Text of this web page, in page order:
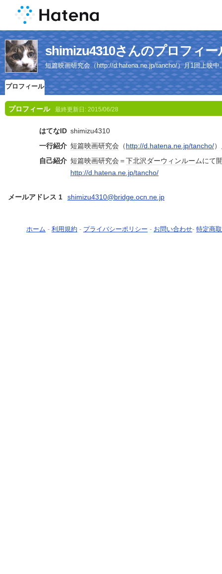
shimizu4310さんのプロフィー
短篇映画研究会（http://d.hatena.ne.jp/tancho/）月1回上映中
プロフィール
プロフィール 最終更新日: 2015/06/28
はてなID shimizu4310
一行紹介 短篇映画研究会 （http://d.hatena.ne.jp/tancho/
自己紹介 短篇映画研究会 ＝下北沢 ダーウィンルームにて
http://d.hatena.ne.jp/tancho/
メールアドレス 1 shimizu4310@bridge.ocn.ne.jp
ホーム - 利用規約 - プライバシーポリシー - お問い合わせ- 特定商